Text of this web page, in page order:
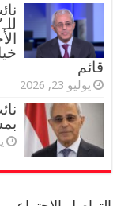
قائم
يوليو 23, 2026